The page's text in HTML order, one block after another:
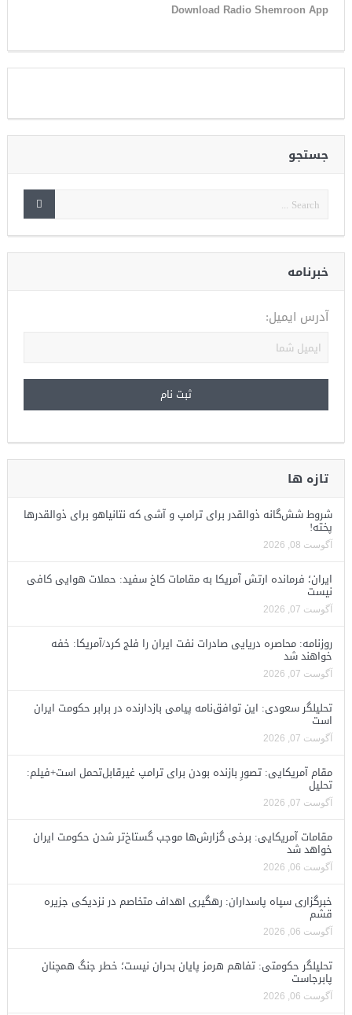
Download Radio Shemroon App
جستجو
خبرنامه
آدرس ایمیل:
تازه ها
شروط شش‌گانه ذوالقدر برای ترامپ و آشی که نتانیاهو برای ذوالقدرها
پخته!
آگوست 08, 2026
ایران؛ فرمانده ارتش آمریکا به مقامات کاخ سفید: حملات هوایی کافی
نیست
آگوست 07, 2026
روزنامه: محاصره دریایی صادرات نفت ایران را فلج کرد/آمریکا: خفه
خواهند شد
آگوست 07, 2026
تحلیلگر سعودی: این توافق‌نامه پیامی بازدارنده در برابر حکومت ایران
است
آگوست 07, 2026
مقام آمریکایی: تصورِ بازنده بودن برای ترامپ غیرقابل‌تحمل است+فیلم:
تحلیل
آگوست 07, 2026
مقامات آمریکایی: برخی گزارش‌ها موجب گستاخ‌تر شدن حکومت ایران
خواهد شد
آگوست 06, 2026
خبرگزاری سپاه پاسداران: رهگیری اهداف متخاصم در نزدیکی جزیره
قشم
آگوست 06, 2026
تحلیلگر حکومتی: تفاهم هرمز پایان بحران نیست؛ خطر جنگ همچنان
پابرجاست
آگوست 06, 2026